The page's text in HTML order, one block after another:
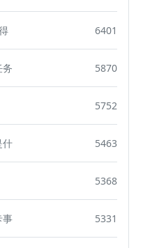
6401
务 5870
5752
什 5463
5368
事 5331